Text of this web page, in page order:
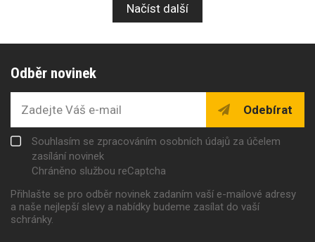
Načíst další
Odběr novinek
Odebírat
Souhlasím se zpracováním osobních údajů za účelem
zasílání novinek
Chráněno službou reCaptcha
Přihlašte se pro odběr novinek zadaním vaší e-mailové adresy
a naše nejlepší slevy a nabídky budeme zasílat do vaší
schránky.